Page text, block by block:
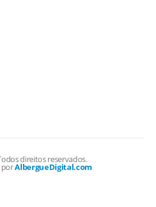
direitos reservados.
porAlbergueDigital.com